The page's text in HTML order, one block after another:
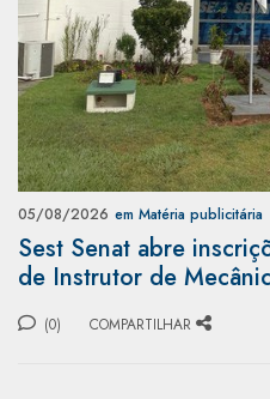
05/08/2026 em Matéria publicitária
Sest Senat abre
de Instrutor de
(0) COMPARTILHAR